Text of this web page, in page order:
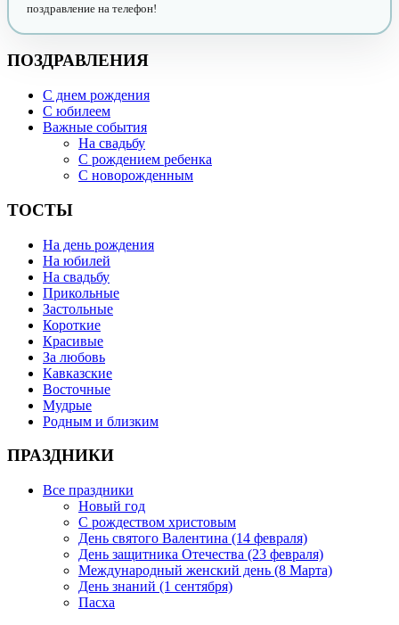
поздравление на телефон!
ПОЗДРАВЛЕНИЯ
С днем рождения
С юбилеем
Важные события
На свадьбу
С рождением ребенка
С новорожденным
ТОСТЫ
На день рождения
На юбилей
На свадьбу
Прикольные
Застольные
Короткие
Красивые
За любовь
Кавказские
Восточные
Мудрые
Родным и близким
ПРАЗДНИКИ
Все праздники
Новый год
С рождеством христовым
День святого Валентина (14 февраля)
День защитника Отечества (23 февраля)
Международный женский день (8 Марта)
День знаний (1 сентября)
Пасха